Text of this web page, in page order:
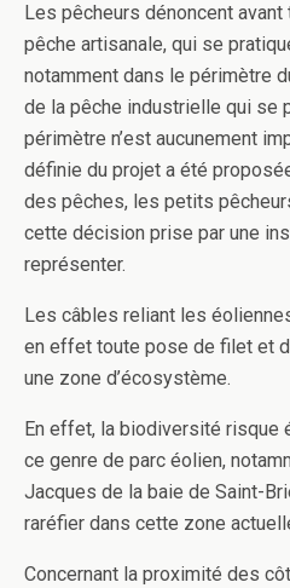
Les pêcheurs dénoncent
pêche artisanale, qui se
notamment dans le périmètre
de la pêche industrielle qui se
périmètre n’est aucunement
définie du projet a été
des pêches, les petits
cette décision prise par une
représenter.
Les câbles reliant les
en effet toute pose de filet et
une zone d’écosystème.
En effet, la biodiversité risque
ce genre de parc éolien,
Jacques de la baie de Saint-
raréfier dans cette zone
Concernant la proximité des